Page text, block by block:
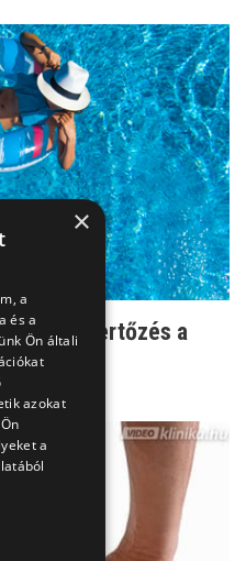
gombafertőzés a
×
a
és a
Ön általi
azokat
a